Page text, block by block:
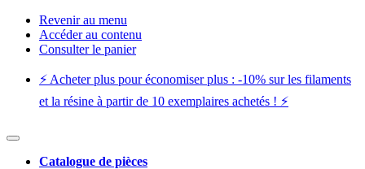
Revenir au menu
Accéder au contenu
Consulter le panier
⚡️ Acheter plus pour économiser plus : -10% sur les filaments
et la résine à partir de 10 exemplaires achetés ! ⚡️
Catalogue de pièces